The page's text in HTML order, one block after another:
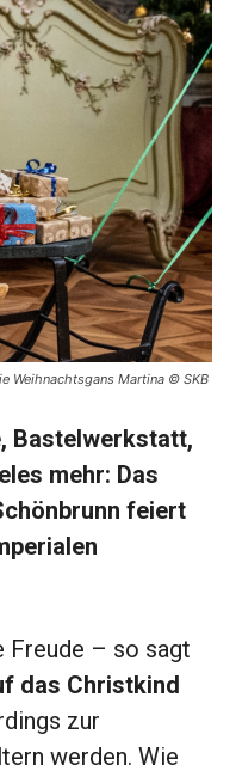
Weihnachtsgans Martina © SKB
Bastelwerkstatt,
mehr: Das
feiert
Freude – so sagt
das Christkind
zur
werden. Wie